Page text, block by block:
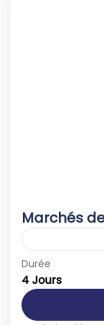
Marchés
Allemagne
1-40 People
Durée
4 Jours